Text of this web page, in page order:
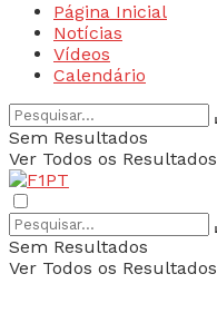
Página Inicial
Notícias
Vídeos
Calendário
Sem Resultados
Ver Todos os Resultados
Sem Resultados
Ver Todos os Resultados